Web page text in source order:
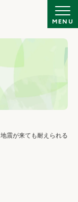
地震が来ても耐えられる家